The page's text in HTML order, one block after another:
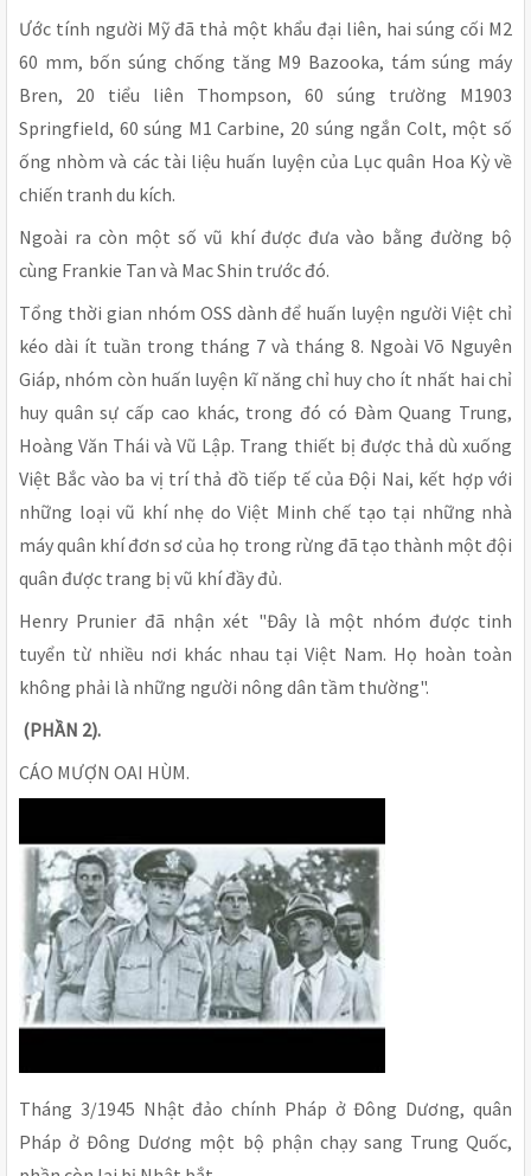
Ước tính người Mỹ đã thả một khẩu đại liên, hai súng cối M2
60 mm, bốn súng chống tăng M9 Bazooka, tám súng máy
Bren, 20 tiểu liên Thompson, 60 súng trường M1903
Springfield, 60 súng M1 Carbine, 20 súng ngắn Colt, một số
ống nhòm và các tài liệu huấn luyện của Lục quân Hoa Kỳ về
chiến tranh du kích.
Ngoài ra còn một số vũ khí được đưa vào bằng đường bộ
cùng Frankie Tan và Mac Shin trước đó.
Tổng thời gian nhóm OSS dành để huấn luyện người Việt chỉ
kéo dài ít tuần trong tháng 7 và tháng 8. Ngoài Võ Nguyên
Giáp, nhóm còn huấn luyện kĩ năng chỉ huy cho ít nhất hai chỉ
huy quân sự cấp cao khác, trong đó có Đàm Quang Trung,
Hoàng Văn Thái và Vũ Lập. Trang thiết bị được thả dù xuống
Việt Bắc vào ba vị trí thả đồ tiếp tế của Đội Nai, kết hợp với
những loại vũ khí nhẹ do Việt Minh chế tạo tại những nhà
máy quân khí đơn sơ của họ trong rừng đã tạo thành một đội
quân được trang bị vũ khí đầy đủ.
Henry Prunier đã nhận xét "Đây là một nhóm được tinh
tuyển từ nhiều nơi khác nhau tại Việt Nam. Họ hoàn toàn
không phải là những người nông dân tầm thường".
(PHẦN 2).
CÁO MƯỢN OAI HÙM.
Tháng 3/1945 Nhật đảo chính Pháp ở Đông Dương, quân
Pháp ở Đông Dương một bộ phận chạy sang Trung Quốc,